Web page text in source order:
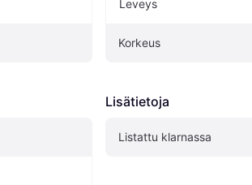
Leveys
Korkeus
Lisätietoja
Listattu klarnassa